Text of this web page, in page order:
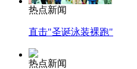
热点新闻
直击"圣诞泳装裸跑"
热点新闻